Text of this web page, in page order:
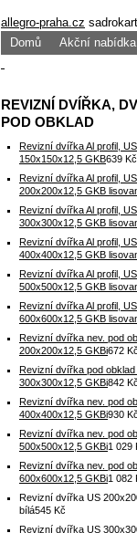
allegro-praha.cz
Domů
Akční nabídka
REVIZNÍ DVÍŘKA,
POD OBKLAD
Revizní dvířka Al profil, US
150x150x12,5 GKB639 Kč
Revizní dvířka Al profil, US
200x200x12,5 GKB
Revizní dvířka Al profil, US
300x300x12,5 GKB
Revizní dvířka Al profil, US
400x400x12,5 GKB
Revizní dvířka Al profil, US
500x500x12,5 GKB
Revizní dvířka Al profil, US
600x600x12,5 GKB
Revizní dvířka nev. pod
200x200x12,5 GKBi672 Kč
Revizní dvířka pod obklad
300x300x12,5 GKBi842 Kč
Revizní dvířka nev. pod
400x400x12,5 GKBi930 Kč
Revizní dvířka nev. pod
500x500x12,5 GKBi1 029
Revizní dvířka nev. pod
600x600x12,5 GKBi1 082
Revizní dvířka US
bílá545 Kč
Revizní dvířka US